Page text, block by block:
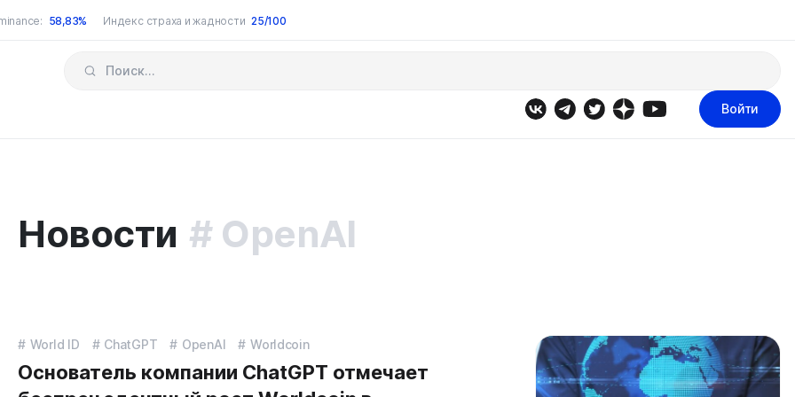
58,83% Индекс страха и жадности 25/100
Войти
Новости OpenAI
World ID ChatGPT OpenAI Worldcoin
Основатель компании ChatGPT отмечает